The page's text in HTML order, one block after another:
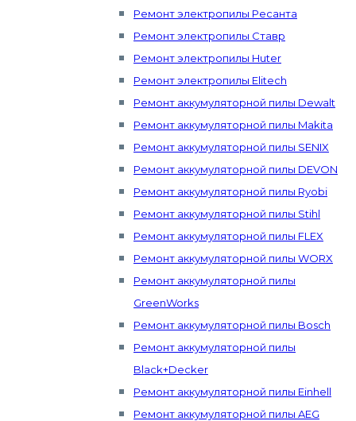
Ремонт электропилы Ресанта
Ремонт электропилы Ставр
Ремонт электропилы Huter
Ремонт электропилы Elitech
Ремонт аккумуляторной пилы Dewalt
Ремонт аккумуляторной пилы Makita
Ремонт аккумуляторной пилы SENIX
Ремонт аккумуляторной пилы DEVON
Ремонт аккумуляторной пилы Ryobi
Ремонт аккумуляторной пилы Stihl
Ремонт аккумуляторной пилы FLEX
Ремонт аккумуляторной пилы WORX
Ремонт аккумуляторной пилы
GreenWorks
Ремонт аккумуляторной пилы Bosch
Ремонт аккумуляторной пилы
Black+Decker
Ремонт аккумуляторной пилы Einhell
Ремонт аккумуляторной пилы AEG